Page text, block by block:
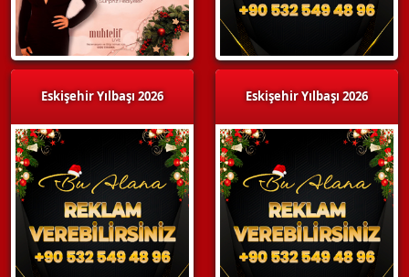
Eskişehir Yılbaşı 2026 Eskişehir Yılbaşı 2026